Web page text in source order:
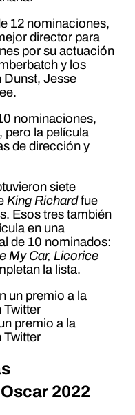
12 nominaciones,
director para
por su actuación
y los
Dunst, Jesse
nominaciones,
pero la película
de dirección y
siete
King Richardfue
Esos tres también
en una
de 10 nominados:
My Car, Licorice
la lista.
premio a la
Twitter
2022